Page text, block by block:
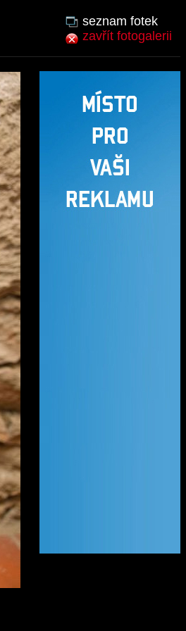
seznam fotek
zavřít fotogalerii